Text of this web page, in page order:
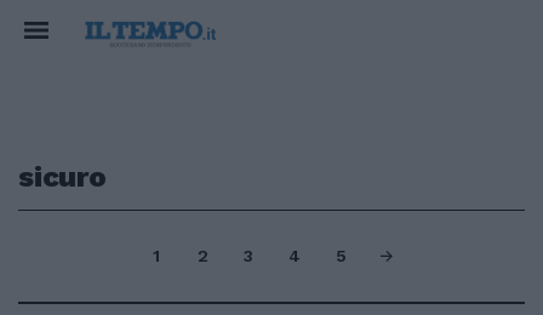
sicuro
1 2 3 4 5